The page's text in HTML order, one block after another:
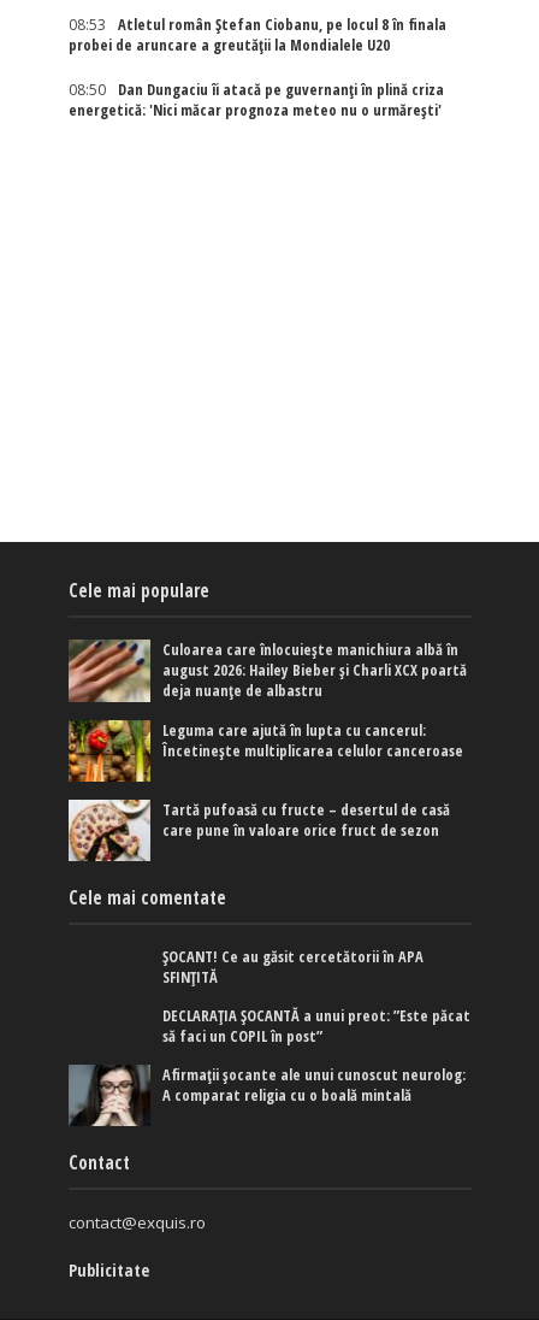
08:53
Atletul român Ștefan Ciobanu, pe locul 8 în finala
probei de aruncare a greutății la Mondialele U20
08:50
Dan Dungaciu îi atacă pe guvernanți în plină criza
energetică: 'Nici măcar prognoza meteo nu o urmărești'
Cele mai populare
Culoarea care înlocuiește manichiura albă în
august 2026: Hailey Bieber și Charli XCX poartă
deja nuanțe de albastru
Leguma care ajută în lupta cu cancerul:
Încetinește multiplicarea celulor canceroase
Tartă pufoasă cu fructe – desertul de casă
care pune în valoare orice fruct de sezon
Cele mai comentate
ȘOCANT! Ce au găsit cercetătorii în APA
SFINȚITĂ
DECLARAȚIA ȘOCANTĂ a unui preot: ”Este păcat
să faci un COPIL în post”
Afirmaţii şocante ale unui cunoscut neurolog:
A comparat religia cu o boală mintală
Contact
contact@exquis.ro
Publicitate